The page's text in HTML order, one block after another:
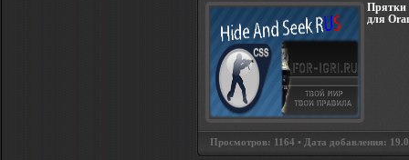
Прятки
для
Просмотров: 1164 • Дата добавления: